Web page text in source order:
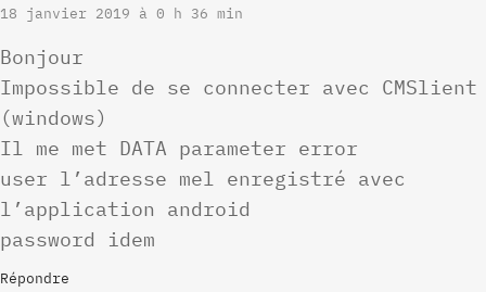
18 janvier 2019 à 0 h 36 min
Bonjour
Impossible de se connecter avec CMSlient
(windows)
Il me met DATA parameter error
user l’adresse mel enregistré avec
l’application android
password idem
Répondre